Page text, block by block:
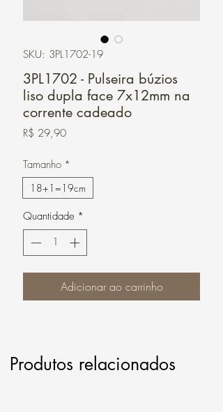
SKU: 3PL1702-19
3PL1702 - Pulseira búzios
liso dupla face 7x12mm na
corrente cadeado
R$ 29,90Preço
Tamanho *
18+1=19cm
Quantidade *
Adicionar ao carrinho
Produtos relacionados